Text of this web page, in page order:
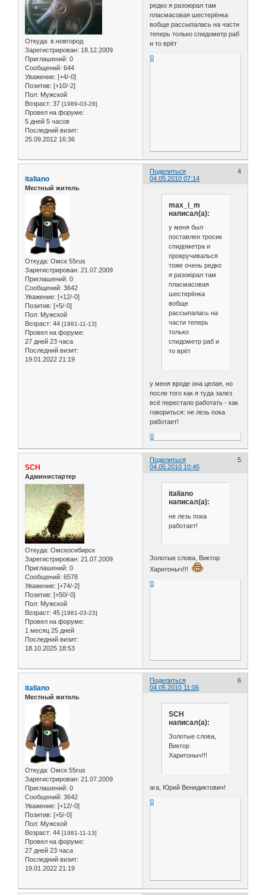
Откуда: в.новгород
Зарегистрирован: 18.12.2009
Приглашений: 0
Сообщений: 644
Уважение: [+4/-0]
Позитив: [+10/-2]
Пол: Мужской
Возраст: 37 [1989-03-28]
Провел на форуме:
5 дней 5 часов
Последний визит:
25.09.2012 16:36
редко я разоюрал там
пласмасовая шестерёнка
вобще рассыпалась на части
теперь только спидометр раб
и то врёт
0
Поделиться
4
04.05.2010 07:14
italiano
Местный житель
Откуда: Омск 55rus
Зарегистрирован: 21.07.2009
Приглашений: 0
Сообщений: 3642
Уважение: [+12/-0]
Позитив: [+5/-0]
Пол: Мужской
Возраст: 44 [1981-11-13]
Провел на форуме:
27 дней 23 часа
Последний визит:
19.01.2022 21:19
max_i_m
написал(а):
у меня был
поставлен тросик
спидометра и
прокручивалься
тоже очень редко
я разоюрал там
пласмасовая
шестерёнка
вобще
рассыпалась на
части теперь
только
спидометр раб и
то врёт
у меня вроде она целая, но
после того как я туда залез
всё перестало работать - как
говориться: не лезь пока
работает!
0
Поделиться
5
04.05.2010 10:45
SCH
Администартер
Откуда: Омскосибирск
Зарегистрирован: 21.07.2009
Приглашений: 0
Сообщений: 6578
Уважение: [+74/-2]
Позитив: [+50/-0]
Пол: Мужской
Возраст: 45 [1981-03-23]
Провел на форуме:
1 месяц 25 дней
Последний визит:
18.10.2025 18:53
italiano
написал(а):
не лезь пока
работает!
Золотые слова, Виктор
Харитоныч!!!
0
Поделиться
6
04.05.2010 11:06
italiano
Местный житель
Откуда: Омск 55rus
Зарегистрирован: 21.07.2009
Приглашений: 0
Сообщений: 3642
Уважение: [+12/-0]
Позитив: [+5/-0]
Пол: Мужской
Возраст: 44 [1981-11-13]
Провел на форуме:
27 дней 23 часа
Последний визит:
19.01.2022 21:19
SCH
написал(а):
Золотые слова,
Виктор
Харитоныч!!!
ага, Юрий Венидиктович!
0